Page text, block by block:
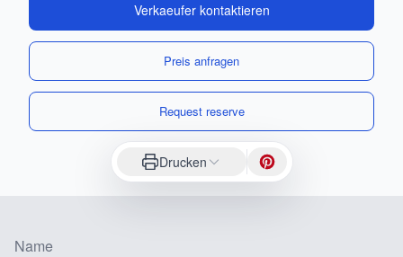
Verkaeufer kontaktieren
Preis anfragen
Request reserve
Drucken
Name